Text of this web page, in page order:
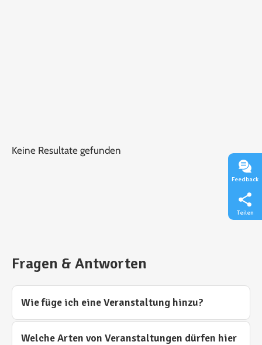
Keine Resultate gefunden
Fragen & Antworten
Wie füge ich eine Veranstaltung hinzu?
Welche Arten von Veranstaltungen dürfen hier
Feedback
Teilen